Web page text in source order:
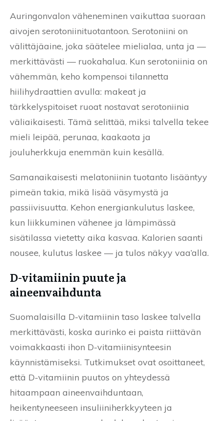
Auringonvalon väheneminen vaikuttaa suoraan
aivojen serotoniinituotantoon. Serotoniini on
välittäjäaine, joka säätelee mielialaa, unta ja —
merkittävästi — ruokahalua. Kun serotoniinia on
vähemmän, keho kompensoi tilannetta
hiilihydraattien avulla: makeat ja
tärkkelyspitoiset ruoat nostavat serotoniinia
väliaikaisesti. Tämä selittää, miksi talvella tekee
mieli leipää, perunaa, kaakaota ja
jouluherkkuja enemmän kuin kesällä.
Samanaikaisesti melatoniinin tuotanto lisääntyy
pimeän takia, mikä lisää väsymystä ja
passiivisuutta. Kehon energiankulutus laskee,
kun liikkuminen vähenee ja lämpimässä
sisätilassa vietetty aika kasvaa. Kalorien saanti
nousee, kulutus laskee — ja tulos näkyy vaa’alla.
D-vitamiinin puute ja
aineenvaihdunta
Suomalaisilla D-vitamiinin taso laskee talvella
merkittävästi, koska aurinko ei paista riittävän
voimakkaasti ihon D-vitamiinisynteesin
käynnistämiseksi. Tutkimukset ovat osoittaneet,
että D-vitamiinin puutos on yhteydessä
hitaampaan aineenvaihduntaan,
heikentyneeseen insuliiniherkkyyteen ja